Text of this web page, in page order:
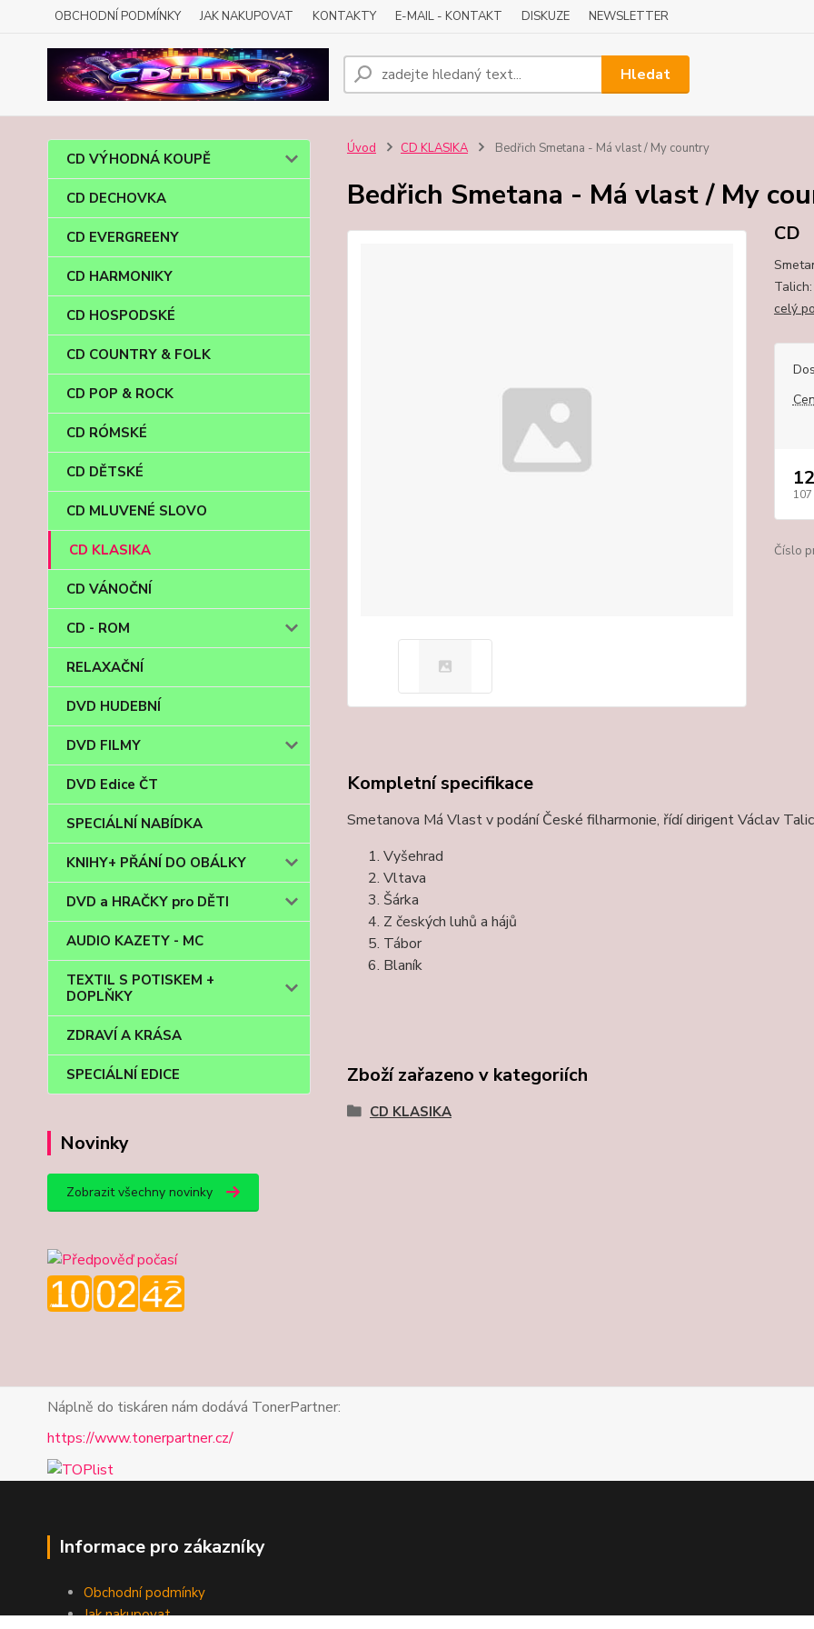
OBCHODNÍ PODMÍNKY JAK NAKUPOVAT KONTAKTY E-MAIL - KONTAKT DISKUZE NEWSLETTER
Hledat
CD VÝHODNÁ KOUPĚ
CD DECHOVKA
CD EVERGREENY
CD HARMONIKY
CD HOSPODSKÉ
CD COUNTRY & FOLK
CD POP & ROCK
CD RÓMSKÉ
CD DĚTSKÉ
CD MLUVENÉ SLOVO
CD KLASIKA
CD VÁNOČNÍ
CD - ROM
RELAXAČNÍ
DVD HUDEBNÍ
DVD FILMY
DVD Edice ČT
SPECIÁLNÍ NABÍDKA
KNIHY+ PŘÁNÍ DO OBÁLKY
DVD a HRAČKY pro DĚTI
AUDIO KAZETY - MC
TEXTIL S POTISKEM +
DOPLŇKY
ZDRAVÍ A KRÁSA
SPECIÁLNÍ EDICE
Novinky
Zobrazit všechny novinky
Úvod CD KLASIKA Bedřich Smetana - Má vlast / My country
Bedřich Smetana - Má vlast / My
CD
celý
107
Číslo
Kompletní specifikace
Smetanova Má Vlast v podání České filharmonie, řídí dirigent Václav
Vyšehrad
Vltava
Šárka
Z českých luhů a hájů
Tábor
Blaník
Zboží zařazeno v kategoriích
CD KLASIKA
Náplně do tiskáren nám dodává TonerPartner:
https://www.tonerpartner.cz/
Informace pro zákazníky
Obchodní podmínky
Jak nakupovat